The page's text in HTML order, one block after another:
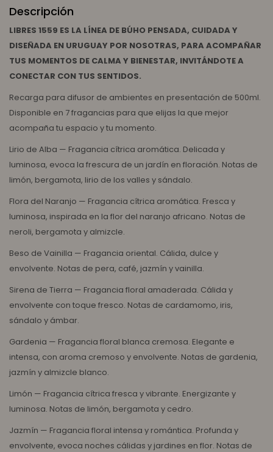
Descripción
LIBRES 1559 ES LA LÍNEA DE BÚHO PENSADA, CUIDADA Y
DISEÑADA EN URUGUAY POR NOSOTRAS, PARA ACOMPAÑAR
TUS MOMENTOS DE CALMA Y BIENESTAR, INVITÁNDOTE A
CONECTAR CON TUS SENTIDOS.
Recarga para difusor de ambientes en presentación de 500ml.
Disponible en 7 fragancias para que elijas la que mejor
acompaña tu espacio y tu momento.
Lirio de Alba — Fragancia cítrica aromática. Delicada y
luminosa, evoca la frescura de un jardín en floración. Notas de
limón, bergamota, lirio de los valles y sándalo.
Flora del Naranjo — Fragancia cítrica aromática. Fresca y
luminosa, inspirada en la flor del naranjo africano. Notas de
neroli, bergamota y almizcle.
Beso de Vainilla — Fragancia oriental. Cálida, dulce y
envolvente. Notas de pera, café, jazmín y vainilla.
Sirena de Tierra — Fragancia floral amaderada. Cálida y
envolvente con toque fresco. Notas de cardamomo, iris,
sándalo y ámbar.
Gardenia — Fragancia floral blanca cremosa. Elegante e
intensa, con aroma cremoso y envolvente. Notas de gardenia,
jazmín y almizcle blanco.
Limón — Fragancia cítrica fresca y vibrante. Energizante y
luminosa. Notas de limón, bergamota y cedro.
Jazmín — Fragancia floral intensa y romántica. Profunda y
envolvente, evoca noches cálidas y jardines en flor. Notas de